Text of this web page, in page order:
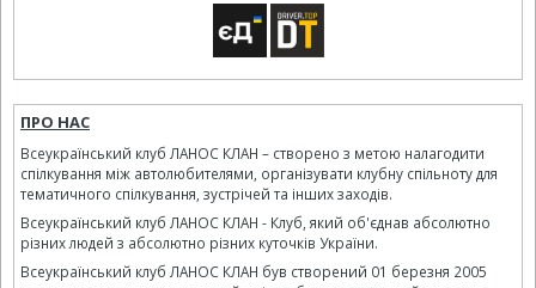
ПРО НАС
Всеукраїнський клуб ЛАНОС КЛАН – створено з метою налагодити
спілкування між автолюбителями, організувати клубну спільноту для
тематичного спілкування, зустрічей та інших заходів.
Всеукраїнський клуб ЛАНОС КЛАН - Клуб, який об'єднав абсолютно
різних людей з абсолютно різних куточків України.
Всеукраїнський клуб ЛАНОС КЛАН був створений 01 березня 2005